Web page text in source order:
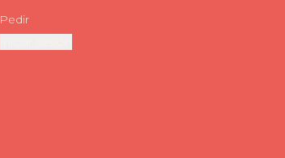
Pedir